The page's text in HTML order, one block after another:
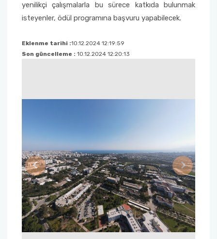
yenilikçi çalışmalarla bu sürece katkıda bulunmak
isteyenler, ödül programına başvuru yapabilecek.
Eklenme tarihi :10.12.2024 12:19:59
Son güncelleme : 10.12.2024 12:20:13
Previous Next
Turizm Fakültesi